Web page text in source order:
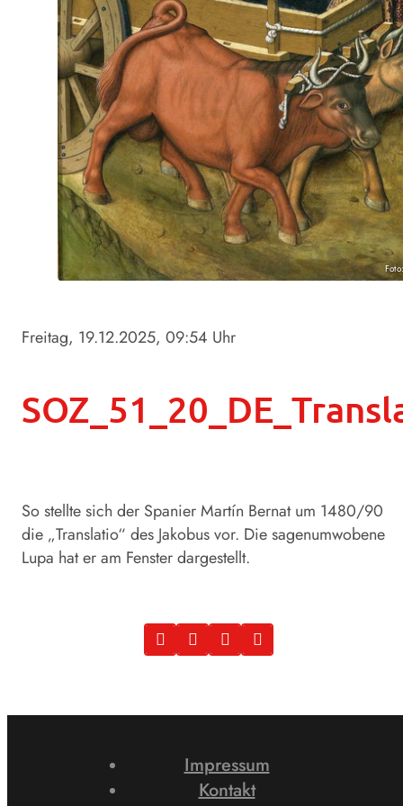
Freitag, 19.12.2025, 09:54 Uhr
So stellte sich der Spanier Martín Bernat um 1480/90
die „Translatio“ des Jakobus vor. Die sagenumwobene
Lupa hat er am Fenster dargestellt.
Impressum
Kontakt